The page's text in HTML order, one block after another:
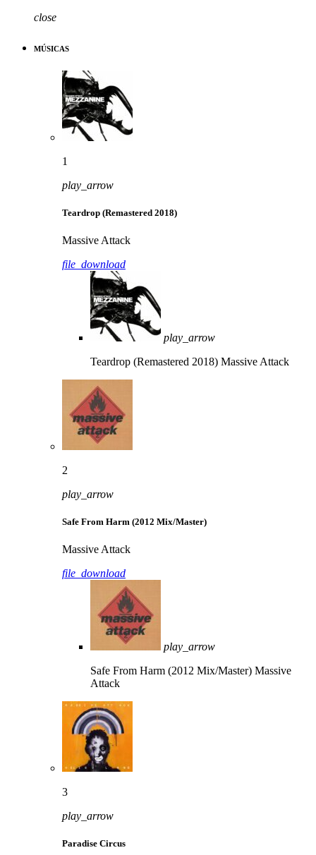
close
MÚSICAS
1
play_arrow
Teardrop (Remastered 2018)
Massive Attack
file_download
play_arrow
Teardrop (Remastered 2018) Massive Attack
2
play_arrow
Safe From Harm (2012 Mix/Master)
Massive Attack
file_download
play_arrow
Safe From Harm (2012 Mix/Master) Massive
Attack
3
play_arrow
Paradise Circus